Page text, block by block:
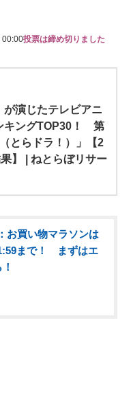
00:00投票は締め切りました
演じたテレビアニ
キングTOP30！ 第
とらドラ！）」【2
】 | ねとらぼリサー
お買い物マラソンは
まで！ まずはエ